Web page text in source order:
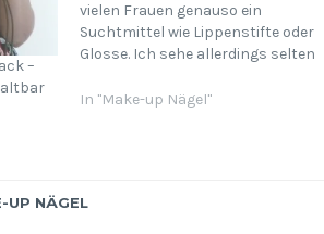
–
vielen Frauen genauso ein
Suchtmittel wie Lippenstifte oder
Glosse. Ich sehe allerdings selten
also die Frauen damit? Ich sage es
In "Make-up Nägel"
UP NÄGEL